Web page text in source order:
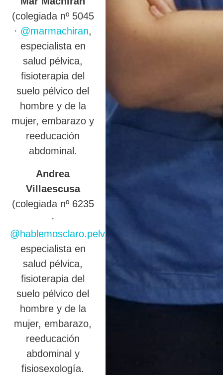
(colegiada nº 5045
· @marmachiran,
especialista en
salud pélvica,
fisioterapia del
suelo pélvico del
hombre y de la
mujer, embarazo y
reeducación
abdominal.
Andrea
Villaescusa
(colegiada nº 6235
·
@hablemosclaro.pelvic
),
especialista en
salud pélvica,
fisioterapia del
suelo pélvico del
hombre y de la
mujer, embarazo,
reeducación
abdominal y
fisiosexología.